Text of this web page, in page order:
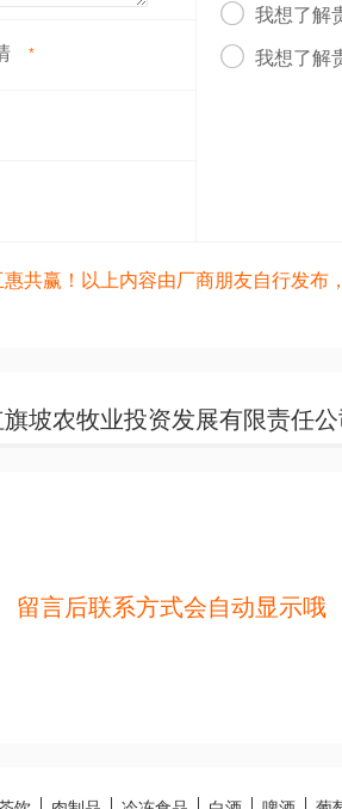
*
 我想了解
 我想了解
共赢！以上内容由厂商朋友自行发
坡农牧业投资发展有限责任
留言后联系方式会自动显示哦